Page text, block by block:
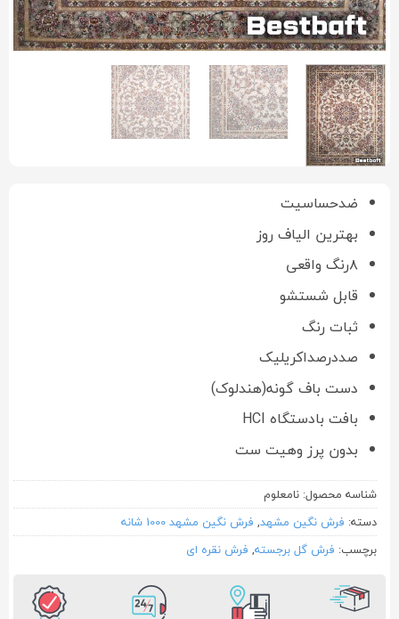
ضدحساسیت
بهترین الیاف روز
۸رنگ واقعی
قابل شستشو
ثبات رنگ
صددرصداکریلیک
دست باف گونه(هندلوک)
بافت بادستگاه HCI
بدون پرز وهیت ست
شناسه محصول: نامعلوم
دسته: فرش نگین مشهد, فرش نگین مشهد 1000 شانه
برچسب: فرش گل برجسته, فرش نقره ای